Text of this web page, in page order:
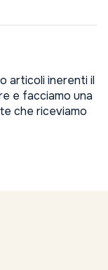
articoli inerenti il
e facciamo una
che riceviamo